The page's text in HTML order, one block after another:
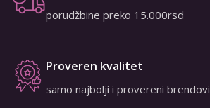
porudžbine preko 15.000rsd
Proveren kvalitet
samo najbolji i provereni brendovi